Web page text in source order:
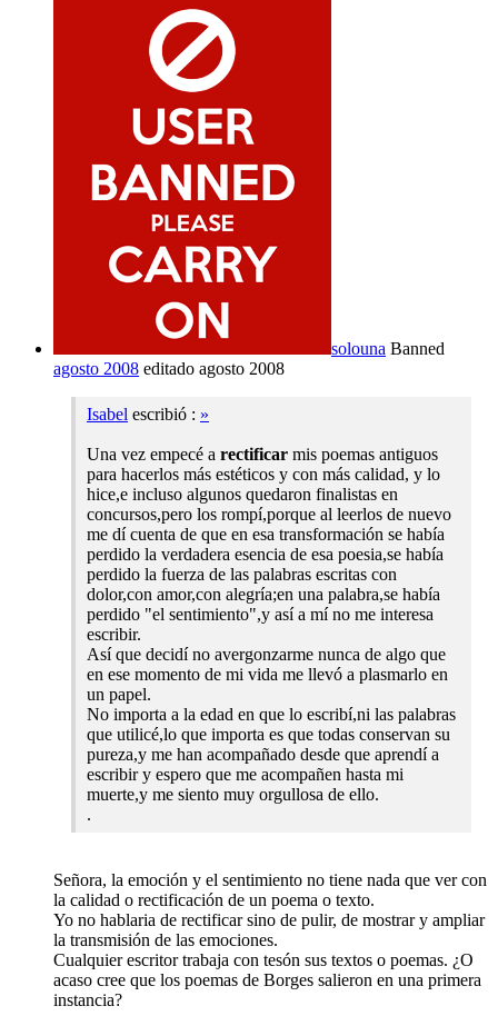
solouna Banned
agosto 2008 editado agosto 2008
Isabel escribió : »
Una vez empecé a rectificar mis poemas antiguos
para hacerlos más estéticos y con más calidad, y lo
hice,e incluso algunos quedaron finalistas en
concursos,pero los rompí,porque al leerlos de nuevo
me dí cuenta de que en esa transformación se había
perdido la verdadera esencia de esa poesia,se había
perdido la fuerza de las palabras escritas con
dolor,con amor,con alegría;en una palabra,se había
perdido "el sentimiento",y así a mí no me interesa
escribir.
Así que decidí no avergonzarme nunca de algo que
en ese momento de mi vida me llevó a plasmarlo en
un papel.
No importa a la edad en que lo escribí,ni las palabras
que utilicé,lo que importa es que todas conservan su
pureza,y me han acompañado desde que aprendí a
escribir y espero que me acompañen hasta mi
muerte,y me siento muy orgullosa de ello.
.
Señora, la emoción y el sentimiento no tiene nada que ver con
la calidad o rectificación de un poema o texto.
Yo no hablaria de rectificar sino de pulir, de mostrar y ampliar
la transmisión de las emociones.
Cualquier escritor trabaja con tesón sus textos o poemas. ¿O
acaso cree que los poemas de Borges salieron en una primera
instancia?